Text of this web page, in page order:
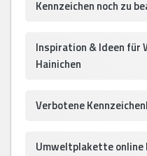
Kennzeichen noch zu
Inspiration & Ideen für
Hainichen
Verbotene
Umweltplakette online